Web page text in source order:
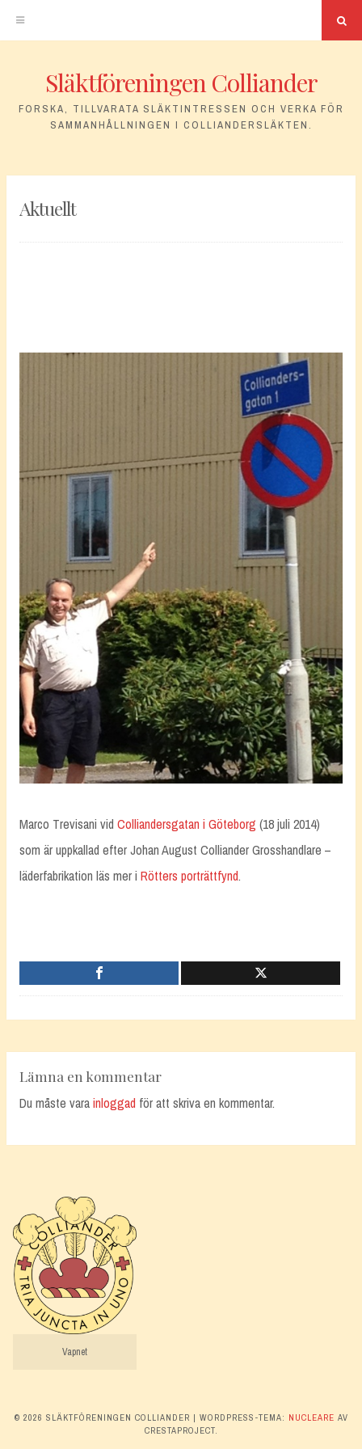
Släktföreningen Colliander
FORSKA, TILLVARATA SLÄKTINTRESSEN OCH VERKA FÖR
SAMMANHÅLLNINGEN I COLLIANDERSLÄKTEN.
Aktuellt
Marco Trevisani vid Colliandersgatan i Göteborg (18 juli 2014)
som är uppkallad efter Johan August Colliander Grosshandlare –
läderfabrikation läs mer i Rötters porträttfynd.
Lämna en kommentar
Du måste varainloggad för att skriva en kommentar.
Vapnet
© 2026 SLÄKTFÖRENINGEN COLLIANDER | WORDPRESS-TEMA: NUCLEARE AV
CRESTAPROJECT.